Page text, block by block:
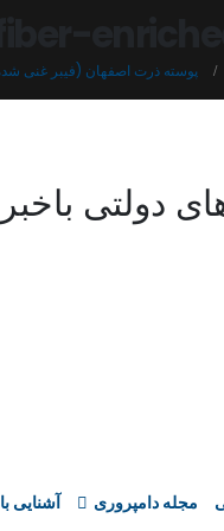
مجله دامپروری آشنایی
پوسته ذرت اصفهان (فیبر غنی
دولتی